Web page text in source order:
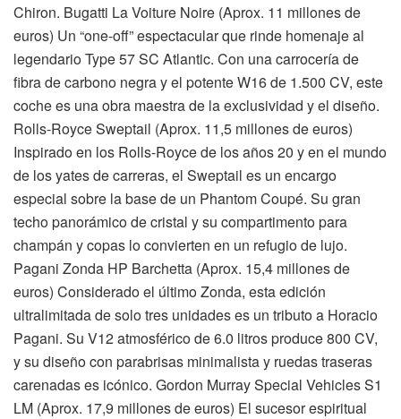
Chiron. Bugatti La Voiture Noire (Aprox. 11 millones de
euros) Un “one-off” espectacular que rinde homenaje al
legendario Type 57 SC Atlantic. Con una carrocería de
fibra de carbono negra y el potente W16 de 1.500 CV, este
coche es una obra maestra de la exclusividad y el diseño.
Rolls-Royce Sweptail (Aprox. 11,5 millones de euros)
Inspirado en los Rolls-Royce de los años 20 y en el mundo
de los yates de carreras, el Sweptail es un encargo
especial sobre la base de un Phantom Coupé. Su gran
techo panorámico de cristal y su compartimento para
champán y copas lo convierten en un refugio de lujo.
Pagani Zonda HP Barchetta (Aprox. 15,4 millones de
euros) Considerado el último Zonda, esta edición
ultralimitada de solo tres unidades es un tributo a Horacio
Pagani. Su V12 atmosférico de 6.0 litros produce 800 CV,
y su diseño con parabrisas minimalista y ruedas traseras
carenadas es icónico. Gordon Murray Special Vehicles S1
LM (Aprox. 17,9 millones de euros) El sucesor espiritual